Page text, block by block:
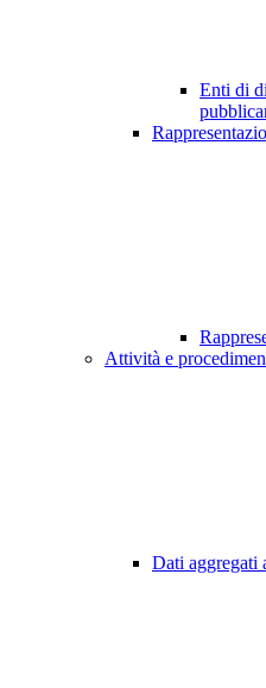
Enti di
Attività e
Dati aggregati